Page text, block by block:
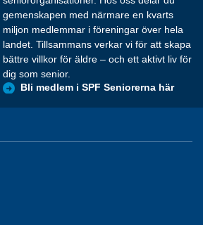
gemenskapen med närmare en kvarts
miljon medlemmar i föreningar över hela
landet. Tillsammans verkar vi för att skapa
bättre villkor för äldre – och ett aktivt liv för
dig som senior.
Bli medlem i SPF Seniorerna här